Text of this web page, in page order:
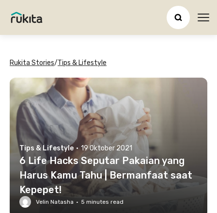
Rukita Stories/Tips & Lifestyle
Tips & Lifestyle · 19 Oktober 2021
6 Life Hacks Seputar Pakaian yang
Harus Kamu Tahu | Bermanfaat saat
Kepepet!
Velin Natasha · 5 minutes read